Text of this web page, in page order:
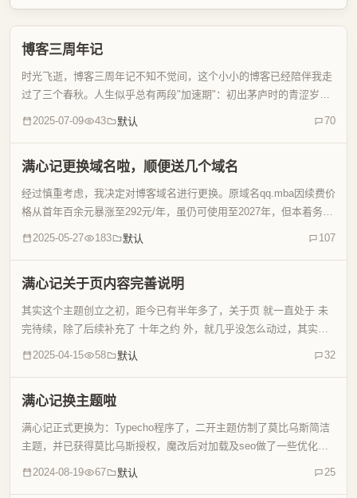
博客三周年记
时光飞逝，博客三周年记不知不觉间，这个小小的博客已经陪伴我走
过了三个春秋。人生似乎总有两段"加速期"：初出茅庐时的青涩岁
2025-07-09 43 默认 70
满心记更换域名啦，顺便送几个域名
经过慎重考虑，我决定对博客域名进行更换。原域名qq.mba因续费价
格从首年百余元暴涨至292元/年，虽仍可使用至2027年，但本着务实
2025-05-27 183 默认 107
满心记关于页内容完善说明
其实这个主题创立之初，距今已有半年多了，关于页 就一直处于 未
完待续，除了后续补充了 十年之约 外，就几乎没怎么动过，其实一
2025-04-15 58 默认 32
满心记换主题啦
满心记正式更换为：Typecho程序了，二开主题仿制了莫比乌斯简洁
主题，并已获得莫比乌斯授权，魔改后对加载及seo做了一些优化，
2024-08-19 67 默认 25